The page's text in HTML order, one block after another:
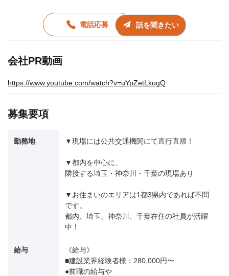
電話応募 話を聞きたい
会社PR動画
https://www.youtube.com/watch?v=uYpZetLkugQ
募集要項
勤務地 ▼現場には公共交通機関にて直行直帰！
▼都内を中心に、
隣接する埼玉・神奈川・千葉の現場あり
▼お住まいのエリアは1都3県内であれば不問
です。
都内、埼玉、神奈川、千葉在住の社員が活躍
中！
給与
《給与》
■建設業界経験者様：280,000円〜
●前職の給与や